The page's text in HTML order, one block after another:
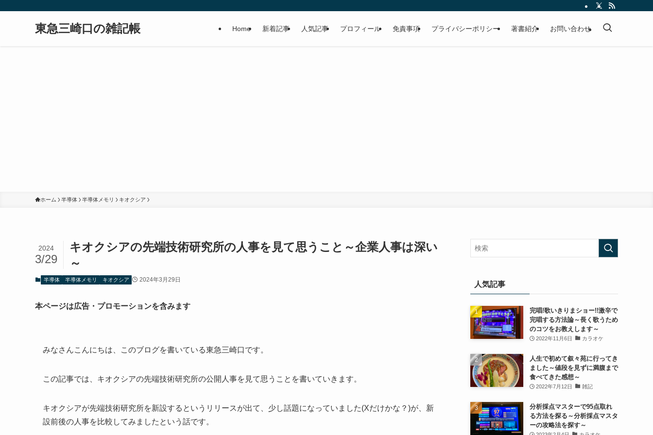
東急三崎口の雑記帳 Home 新着記事 人気記事 プロフィール 免責事項 プライバシーポリシー 著書紹介 お問い合わせ
ホーム 半導体 半導体メモリ キオクシア
キオクシアの先端技術研究所の人事を見て思うこと～企業人事は深い
～
2024
3/29
半導体 半導体メモリ キオクシア 2024年3月29日
本ページは広告・プロモーションを含みます
みなさんこんにちは、このブログを書いている東急三崎口です。
この記事では、キオクシアの先端技術研究所の公開人事を見て思うことを書いていきます。
キオクシアが先端技術研究所を新設するというリリースが出て、少し話題になっていました(Xだけかな？)が、新
設前後の人事を比較してみましたという話です。
人気記事
完唱!歌いきりまショー!!激辛で
完唱する方法論～長く歌うため
のコツをお教えします～
2022年11月6日 カラオケ
人生で初めて叙々苑に行ってき
ました～値段を見ずに満腹まで
食べてきた感想～
2022年7月12日 雑記
分析採点マスターで95点取れ
る方法を探る～分析採点マスタ
ーの攻略法を探す～